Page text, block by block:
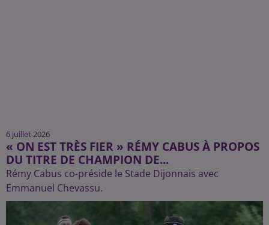
6 juillet 2026
« ON EST TRÈS FIER » RÉMY CABUS À PROPOS
DU TITRE DE CHAMPION DE...
Rémy Cabus co-préside le Stade Dijonnais avec
Emmanuel Chevassu.